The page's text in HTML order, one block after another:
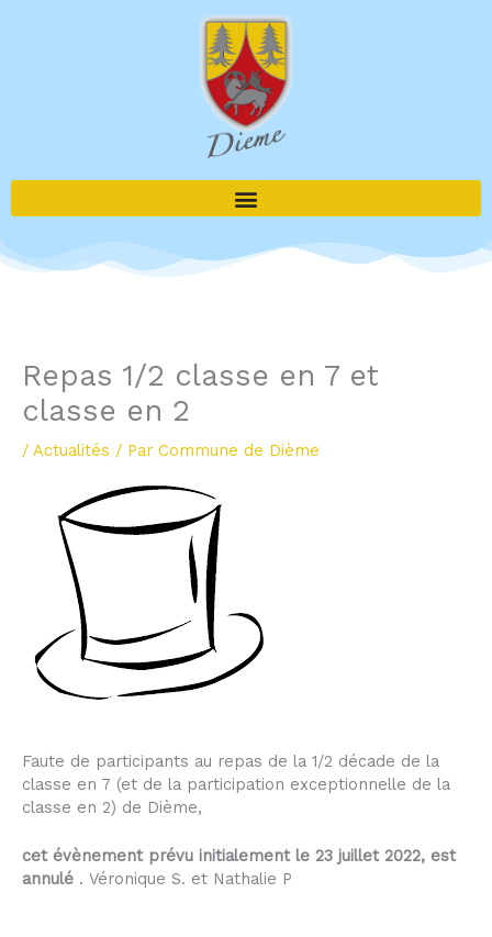
Repas 1/2 classe en 7 et
classe en 2
/ Actualités / Par Commune de Dième
Faute de participants au repas de la 1/2 décade de la
classe en 7 (et de la participation exceptionnelle de la
classe en 2) de Dième,
cet évènement prévu initialement le 23 juillet 2022, est
annulé . Véronique S. et Nathalie P